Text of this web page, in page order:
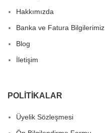
Hakkımızda
Banka ve Fatura Bilgilerimiz
Blog
İletişim
POLITIKALAR
Üyelik Sözleşmesi